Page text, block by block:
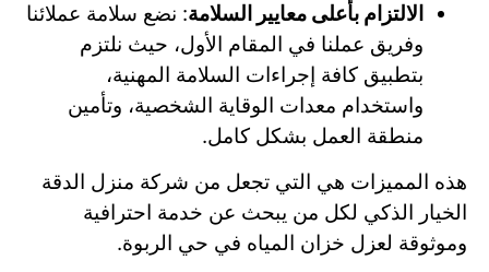
الالتزام بأعلى معايير السلامة: نضع سلامة عملائنا
وفريق عملنا في المقام الأول، حيث نلتزم
بتطبيق كافة إجراءات السلامة المهنية،
واستخدام معدات الوقاية الشخصية، وتأمين
منطقة العمل بشكل كامل.
هذه المميزات هي التي تجعل من شركة منزل الدقة
الخيار الذكي لكل من يبحث عن خدمة احترافية
وموثوقة لعزل خزان المياه في حي الربوة.